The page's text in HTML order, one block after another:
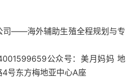
司——海外辅助生殖全程规划与专
公众号：美月妈妈 地
号东方梅地亚中心A座